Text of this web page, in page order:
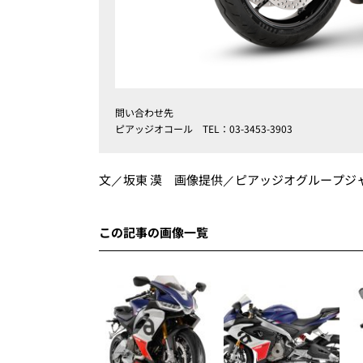
問い合わせ先
ピアッジオコール TEL：03-3453-3903
文／坂東 漠 画像提供／ピアッジオグループジ
この記事の画像一覧